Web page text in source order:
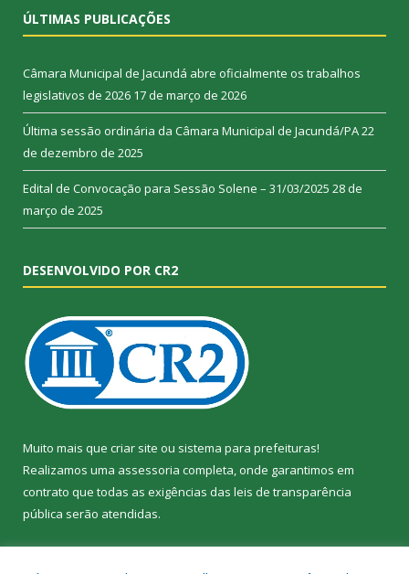
ÚLTIMAS PUBLICAÇÕES
Câmara Municipal de Jacundá abre oficialmente os trabalhos
legislativos de 2026 17 de março de 2026
Última sessão ordinária da Câmara Municipal de Jacundá/PA22
de dezembro de 2025
Edital de Convocação para Sessão Solene – 31/03/2025 28 de
março de 2025
DESENVOLVIDO POR CR2
Muito mais que criar site ou sistema para prefeituras!
Realizamos uma assessoria completa, onde garantimos em
contrato que todas as exigências das leis de transparência
pública serão atendidas.